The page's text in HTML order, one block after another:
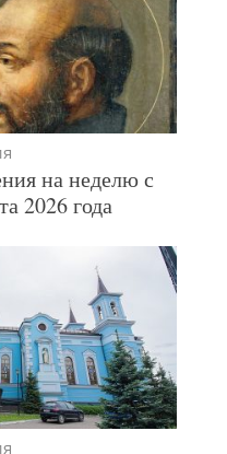
на неделю с
2026 года